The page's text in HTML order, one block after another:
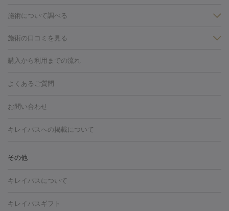
施術について調べる
美白
グ
フォトシルクプラス
しわ・たるみ
光注射
施術の口コミを見る
フォトフェイシャルM22
HIFU（ハイフ）
トーニング
ハイドラフェイシャル
冷却
リ・美肌）
光治療（フォトフェイシャルなど）
購入から利用までの流れ
よくあるご質問
お問い合わせ
キレイパスへの掲載について
その他
キレイパスについて
キレイパスギフト